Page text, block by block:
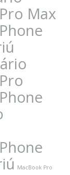
Max
MacBook Pro